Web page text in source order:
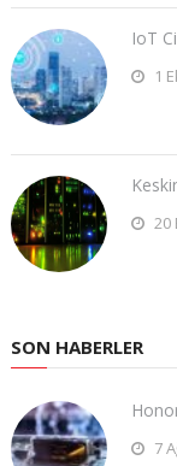
IoT
1
20
SON HABERLER
7